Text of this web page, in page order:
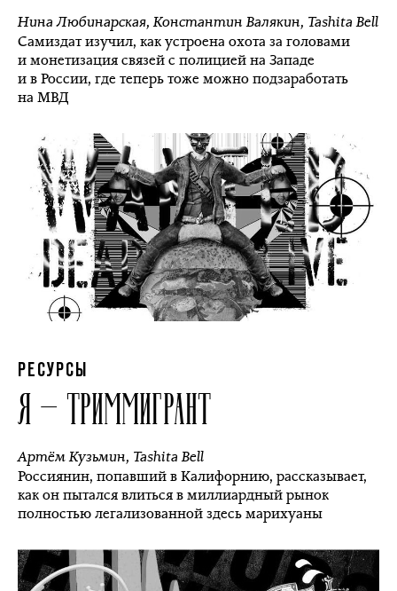
Нина Любинарская,Константин Валякин, Tashita Bell
Самиздат изучил, как устроена охота за головами
и монетизация связей с полицией на Западе
и в России, где теперь тоже можно подзаработать
на МВД
РЕСУРСЫ
Я — ТРИММИГРАНТ
Артём Кузьмин, Tashita Bell
Россиянин, попавший в Калифорнию, рассказывает,
как он пытался влиться в миллиардный рынок
полностью легализованной здесь марихуаны